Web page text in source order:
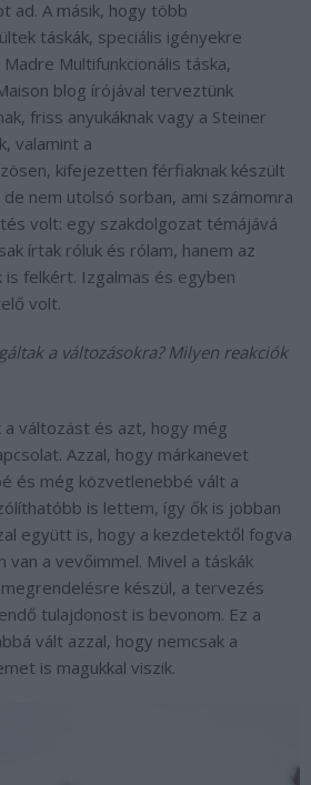
ad. A másik, hogy több
táskák, speciális igényekre
Multifunkcionális táska,
blog írójával terveztünk
friss anyukáknak vagy a Steiner
valamint a
kifejezetten férfiaknak készült
nem utolsó sorban, ami számomra
volt: egy szakdolgozat témájává
írtak róluk és rólam, hanem az
felkért. Izgalmas és egyben
volt.
a változásokra? Milyen reakciók
változást és azt, hogy még
Azzal, hogy márkanevet
és még közvetlenebbé vált a
is lettem, így ők is jobban
együtt is, hogy a kezdetektől fogva
van a vevőimmel. Mivel a táskák
készül, a tervezés
tulajdonost is bevonom. Ez a
vált azzal, hogy nemcsak a
is magukkal viszik.